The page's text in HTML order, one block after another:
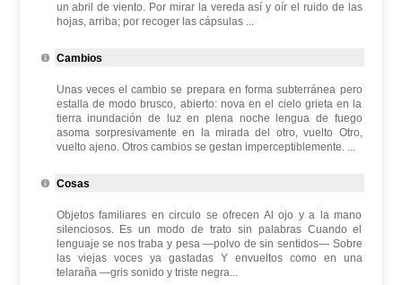
un abril de viento. Por mirar la vereda así y oír el ruido de las
hojas, arriba; por recoger las cápsulas ...
Cambios
Unas veces el cambio se prepara en forma subterránea pero
estalla de modo brusco, abierto: nova en el cielo grieta en la
tierra inundación de luz en plena noche lengua de fuego
asoma sorpresivamente en la mirada del otro, vuelto Otro,
vuelto ajeno. Otros cambios se gestan imperceptiblemente. ...
Cosas
Objetos familiares en circulo se ofrecen Al ojo y a la mano
silenciosos. Es un modo de trato sin palabras Cuando el
lenguaje se nos traba y pesa —polvo de sin sentidos— Sobre
las viejas voces ya gastadas Y envueltos como en una
telaraña —gris sonido y triste negra...